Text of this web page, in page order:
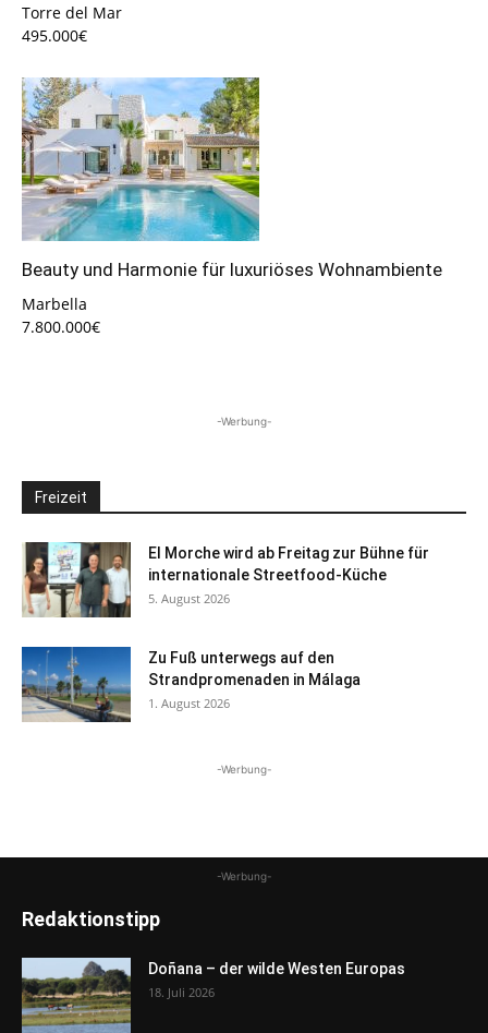
Torre del Mar
495.000€
Beauty und Harmonie für luxuriöses Wohnambiente
Marbella
7.800.000€
-Werbung-
Freizeit
El Morche wird ab Freitag zur Bühne für
internationale Streetfood-Küche
5. August 2026
Zu Fuß unterwegs auf den
Strandpromenaden in Málaga
1. August 2026
-Werbung-
-Werbung-
Redaktionstipp
Doñana – der wilde Westen Europas
18. Juli 2026